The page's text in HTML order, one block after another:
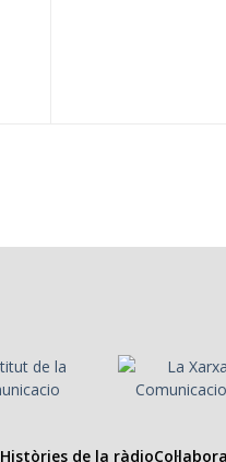
Històries de la ràdio